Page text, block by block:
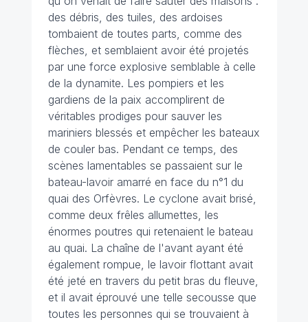
des débris, des tuiles, des ardoises
tombaient de toutes parts, comme des
flèches, et semblaient avoir été projetés
par une force explosive semblable à celle
de la dynamite. Les pompiers et les
gardiens de la paix accomplirent de
véritables prodiges pour sauver les
mariniers blessés et empêcher les bateaux
de couler bas. Pendant ce temps, des
scènes lamentables se passaient sur le
bateau-lavoir amarré en face du n°1 du
quai des Orfèvres. Le cyclone avait brisé,
comme deux frêles allumettes, les
énormes poutres qui retenaient le bateau
au quai. La chaîne de l'avant ayant été
également rompue, le lavoir flottant avait
été jeté en travers du petit bras du fleuve,
et il avait éprouvé une telle secousse que
toutes les personnes qui se trouvaient à